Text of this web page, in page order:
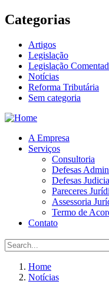
Categorias
Artigos
Legislação
Legislação
Notícias
Reforma Tributária
Sem categoria
A Empresa
Serviços
Consultoria
Defesas
Defesas
Pareceres
Assessoria
Termo de
Contato
Home
Notícias